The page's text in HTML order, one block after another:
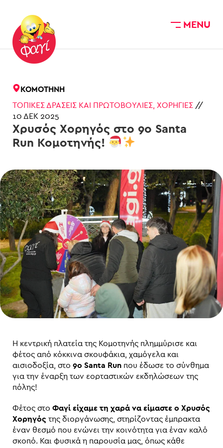
Skip to main content MENU
ΚΟΜΟΤΗΝΉ
ΤΟΠΙΚΈΣ ΔΡΆΣΕΙΣ ΚΑΙ ΠΡΩΤΟΒΟΥΛΊΕΣ ΧΟΡΗΓΊΕΣ //
10 ΔΕΚ 2025
Χρυσός Χορηγός στο 9ο Santa
Run Κομοτηνής!
Η κεντρική πλατεία της Κομοτηνής πλημμύρισε και
φέτος από κόκκινα σκουφάκια, χαμόγελα και
αισιοδοξία, στο 9ο Santa Run που έδωσε το σύνθημα
για την έναρξη των εορταστικών εκδηλώσεων της
πόλης!
Φέτος στο Φαγί είχαμε τη χαρά να είμαστε ο Χρυσός
Χορηγός της διοργάνωσης, στηρίζοντας έμπρακτα
έναν θεσμό που ενώνει την κοινότητα για έναν καλό
σκοπό. Και φυσικά η παρουσία μας, όπως κάθε